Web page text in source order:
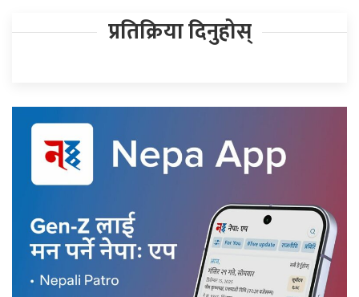
प्रतिक्रिया दिनुहोस्